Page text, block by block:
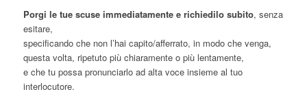
Porgi le tue scuse immediatamente e richiedilo subito, senza
esitare,
specificando che non l’hai capito/afferrato, in modo che venga,
questa volta, ripetuto più chiaramente o più lentamente,
e che tu possa pronunciarlo ad alta voce insieme al tuo
interlocutore.